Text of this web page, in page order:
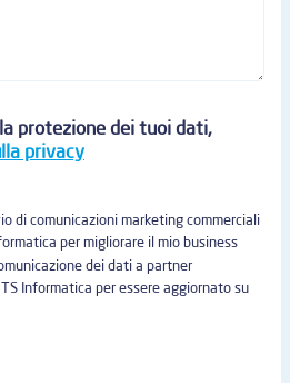
protezione dei tuoi dati,
privacy
di comunicazioni marketing commerciali
per migliorare il mio business
dei dati a partner
Informatica per essere aggiornato su